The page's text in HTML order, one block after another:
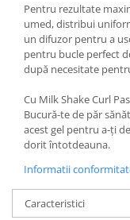
Pentru rezultate
umed, distribui
un difuzor pentru a
pentru bucle perfect
după necesitate
Cu Milk Shake Curl
Bucură-te de păr
acest gel pentru a-ți
dorit întotdeauna.
Informatii
Caracteristici